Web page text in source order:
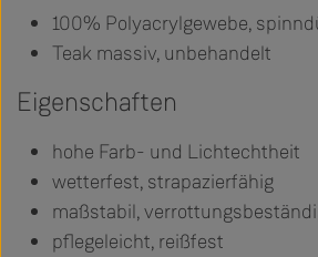
100% Polyacrylgewebe,
Teak massiv, unbehandelt
Eigenschaften
hohe Farb- und Lichtechtheit
wetterfest, strapazierfähig
maßstabil,
pflegeleicht, reißfest